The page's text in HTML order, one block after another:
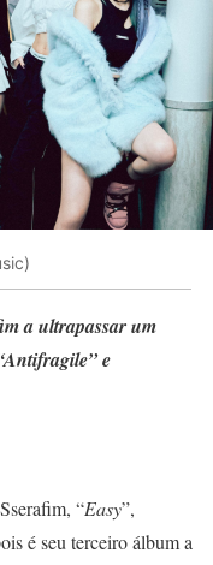
a ultrapassar um
e
“Easy”,
é seu terceiro álbum a